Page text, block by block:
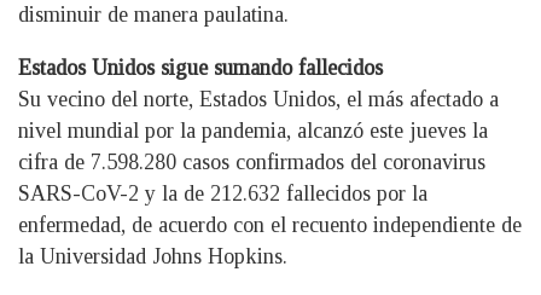
disminuir de manera paulatina.
Estados Unidos sigue sumando fallecidos
Su vecino del norte, Estados Unidos, el más afectado a
nivel mundial por la pandemia, alcanzó este jueves la
cifra de 7.598.280 casos confirmados del coronavirus
SARS-CoV-2 y la de 212.632 fallecidos por la
enfermedad, de acuerdo con el recuento independiente de
la Universidad Johns Hopkins.